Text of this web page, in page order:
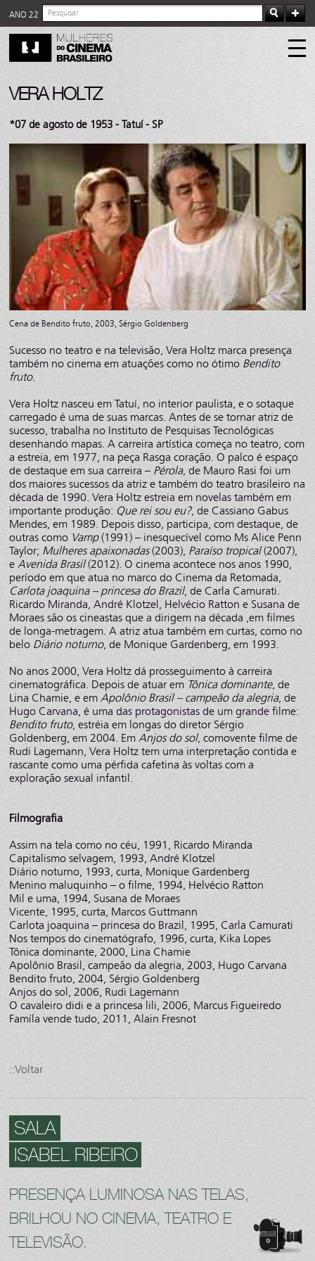
ANO 22
VERA HOLTZ
*07 de agosto de 1953 - Tatuí - SP
Cena de Bendito fruto, 2003, Sérgio Goldenberg
Sucesso no teatro e na televisão, Vera Holtz marca presença
também no cinema em atuações como no ótimo Bendito
fruto.
Vera Holtz nasceu em Tatuí, no interior paulista, e o sotaque
carregado é uma de suas marcas. Antes de se tornar atriz de
sucesso, trabalha no Instituto de Pesquisas Tecnológicas
desenhando mapas. A carreira artística começa no teatro, com
a estreia, em 1977, na peça Rasga coração. O palco é espaço
de destaque em sua carreira – Pérola, de Mauro Rasi foi um
dos maiores sucessos da atriz e também do teatro brasileiro na
década de 1990. Vera Holtz estreia em novelas também em
importante produção: Que rei sou eu?, de Cassiano Gabus
Mendes, em 1989. Depois disso, participa, com destaque, de
outras comoVamp(1991) – inesquecível como Ms Alice Penn
Taylor; Mulheres apaixonadas(2003), Paraíso tropical(2007),
eAvenida Brasil(2012). O cinema acontece nos anos 1990,
período em que atua no marco do Cinema da Retomada,
Carlota joaquina – princesa do Brazil, de Carla Camurati.
Ricardo Miranda, André Klotzel, Helvécio Ratton e Susana de
Moraes são os cineastas que a dirigem na década ,em filmes
de longa-metragem. A atriz atua também em curtas, como no
belo Diário noturno, de Monique Gardenberg, em 1993.
No anos 2000, Vera Holtz dá prosseguimento à carreira
cinematográfica. Depois de atuar em Tônica dominante, de
Lina Chamie, e emApolônio Brasil – campeão da alegria, de
Hugo Carvana, é uma das protagonistas de um grande filme:
Bendito fruto, estréia em longas do diretor Sérgio
Goldenberg, em 2004. EmAnjos do sol, comovente filme de
Rudi Lagemann, Vera Holtz tem uma interpretação contida e
rascante como uma pérfida cafetina às voltas com a
exploração sexual infantil.
Filmografia
Assim na tela como no céu, 1991, Ricardo Miranda
Capitalismo selvagem, 1993, André Klotzel
Diário noturno, 1993, curta, Monique Gardenberg
Menino maluquinho – o filme, 1994, Helvécio Ratton
Mil e uma, 1994, Susana de Moraes
Vicente, 1995, curta, Marcos Guttmann
Carlota joaquina – princesa do Brazil, 1995, Carla Camurati
Nos tempos do cinematógrafo, 1996, curta, Kika Lopes
Tônica dominante, 2000, Lina Chamie
Apolônio Brasil, campeão da alegria, 2003, Hugo Carvana
Bendito fruto, 2004, Sérgio Goldenberg
Anjos do sol, 2006, Rudi Lagemann
O cavaleiro didi e a princesa lili, 2006, Marcus Figueiredo
Famíla vende tudo, 2011, Alain Fresnot
::Voltar
SALA
ISABEL RIBEIRO
PRESENÇA LUMINOSA NAS TELAS,
BRILHOU NO CINEMA, TEATRO E
TELEVISÃO.